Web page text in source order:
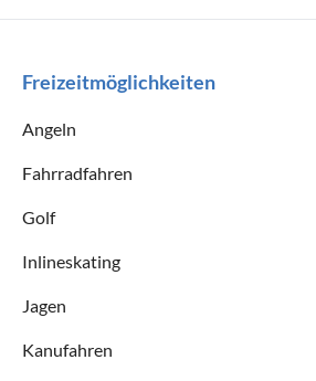
Freizeitmöglichkeiten
Angeln
Fahrradfahren
Golf
Inlineskating
Jagen
Kanufahren